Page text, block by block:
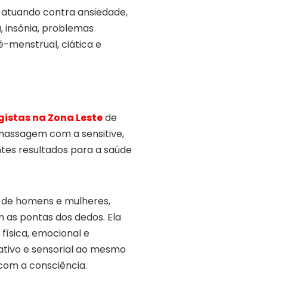
contra ansiedade,
insônia, problemas
menstrual, ciática e
na Zona Lestede
com a sensitive,
resultados para a saúde
homens e mulheres,
pontas dos dedos. Ela
emocional e
e sensorial ao mesmo
a consciência.